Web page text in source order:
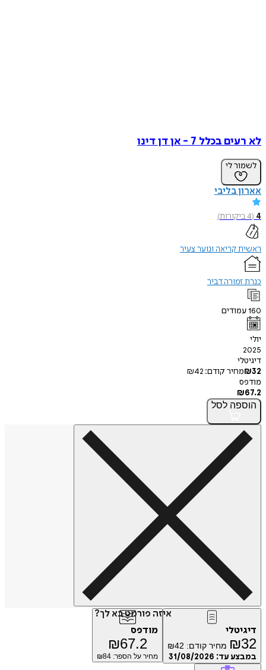
לא רעים בכלל 7 - אן דן דינו
לשמור לי
אארון בליבי
4
(
4ביקורות)
ראשית קריאה ונוער צעיר
כנרת זמורה דביר
160עמודים
יולי
2025
דיגיטלי
₪32 מחיר קודם: ₪42
מודפס
₪67.2
הוספה לסל
איזה פורמט בא לך?
דיגיטלי
₪32 מחיר קודם: ₪42
במבצע עד: 31/08/2026
מודפס
₪67.2
מחיר על הספר: ₪ 84